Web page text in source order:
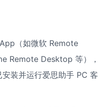
（如微软 Remote
Remote Desktop 等），
装并运行爱思助手 PC 客